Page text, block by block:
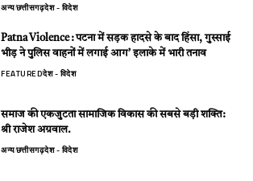
अन्यछत्तीसगढ़देश - विदेश
Patna Violence : पटना में सड़क हादसे के बाद हिंसा, गुस्साई
भीड़ ने पुलिस वाहनों में लगाई आग’ इलाके में भारी तनाव
FEATUREDदेश - विदेश
समाज की एकजुटता सामाजिक विकास की सबसे बड़ी शक्ति:
श्री राजेश अग्रवाल.
अन्यछत्तीसगढ़देश - विदेश